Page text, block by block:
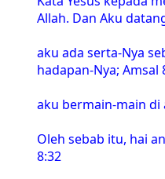
Allah. Dan Aku
aku ada serta-Nya
hadapan-Nya; Amsal
aku bermain-main di
Oleh sebab itu, hai
8:32